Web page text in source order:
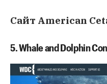
Сайт American
5. Whale and Dolphin